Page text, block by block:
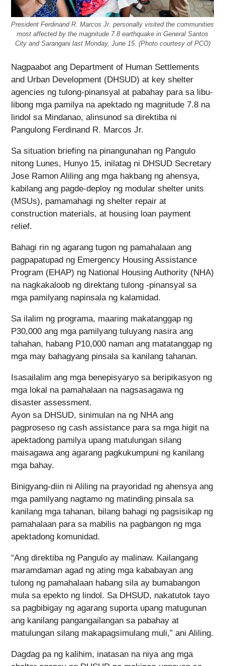
President Ferdinand R. Marcos Jr. personally visited the communities
most affected by the magnitude 7.8 earthquake in General Santos
City and Sarangani last Monday, June 15. (Photo courtesy of PCO)
Nagpaabot ang Department of Human Settlements
and Urban Development (DHSUD) at key shelter
agencies ng tulong-pinansyal at pabahay para sa libu-
libong mga pamilya na apektado ng magnitude 7.8 na
lindol sa Mindanao, alinsunod sa direktiba ni
Pangulong Ferdinand R. Marcos Jr.
Sa situation briefing na pinangunahan ng Pangulo
nitong Lunes, Hunyo 15, inilatag ni DHSUD Secretary
Jose Ramon Aliling ang mga hakbang ng ahensya,
kabilang ang pagde-deploy ng modular shelter units
(MSUs), pamamahagi ng shelter repair at
construction materials, at housing loan payment
relief.
Bahagi rin ng agarang tugon ng pamahalaan ang
pagpapatupad ng Emergency Housing Assistance
Program (EHAP) ng National Housing Authority (NHA)
na nagkakaloob ng direktang tulong -pinansyal sa
mga pamilyang napinsala ng kalamidad.
Sa ilalim ng programa, maaring makatanggap ng
P30,000 ang mga pamilyang tuluyang nasira ang
tahahan, habang P10,000 naman ang matatanggap ng
mga may bahagyang pinsala sa kanilang tahanan.
Isasailalim ang mga benepisyaryo sa beripikasyon ng
mga lokal na pamahalaan na nagsasagawa ng
disaster assessment.
Ayon sa DHSUD, sinimulan na ng NHA ang
pagproseso ng cash assistance para sa mga higit na
apektadong pamilya upang matulungan silang
maisagawa ang agarang pagkukumpuni ng kanilang
mga bahay.
Binigyang-diin ni Aliling na prayoridad ng ahensya ang
mga pamilyang nagtamo ng matinding pinsala sa
kanilang mga tahanan, bilang bahagi ng pagsisikap ng
pamahalaan para sa mabilis na pagbangon ng mga
apektadong komunidad.
“Ang direktiba ng Pangulo ay malinaw. Kailangang
maramdaman agad ng ating mga kababayan ang
tulong ng pamahalaan habang sila ay bumabangon
mula sa epekto ng lindol. Sa DHSUD, nakatutok tayo
sa pagbibigay ng agarang suporta upang matugunan
ang kanilang pangangailangan sa pabahay at
matulungan silang makapagsimulang muli,” ani Aliling.
Dagdag pa ng kalihim, inatasan na niya ang mga